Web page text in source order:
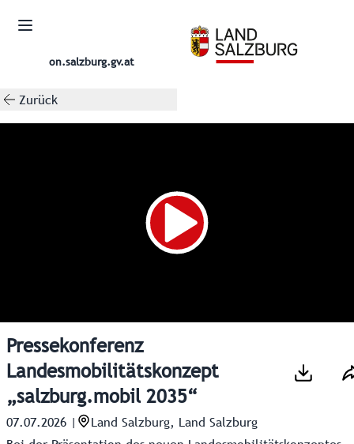
on.salzburg.gv.at
Zurück
Pressekonferenz
Landesmobilitätskonzept
„salzburg.mobil 2035“
07.07.2026
Land Salzburg, Land Salzburg